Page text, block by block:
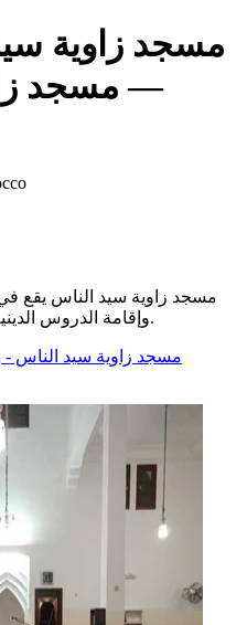
مسجد زاوية
— مسجد
مسجد زاوية سيد الناس يقع
وإقامة الدروس الدينية، ويخدم سكان المنطقة المحيطة.
مسجد زاوية سيد الناس -